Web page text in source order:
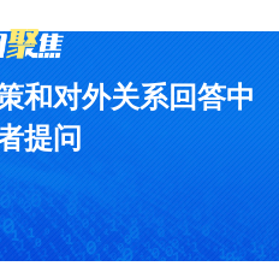
和对外关系回答中
提问